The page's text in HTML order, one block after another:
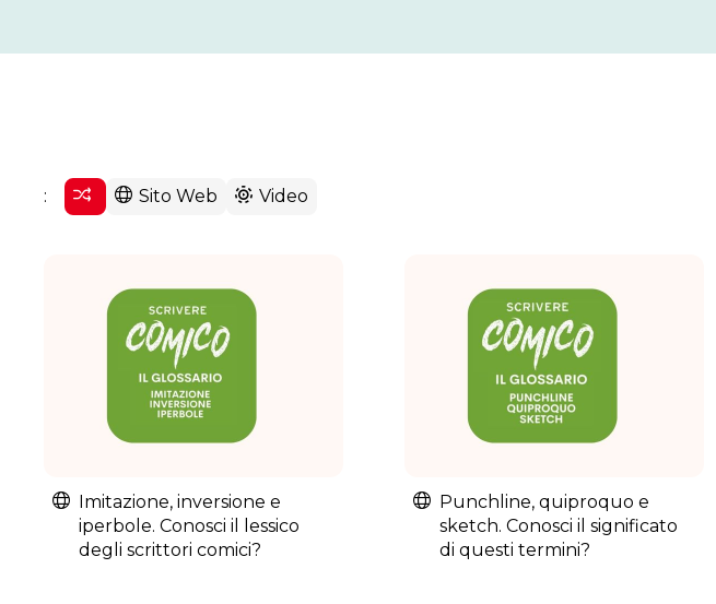
: Sito Web Video
Imitazione, inversione e
iperbole. Conosci il lessico
degli scrittori comici?
Punchline, quiproquo e
sketch. Conosci il significato
di questi termini?